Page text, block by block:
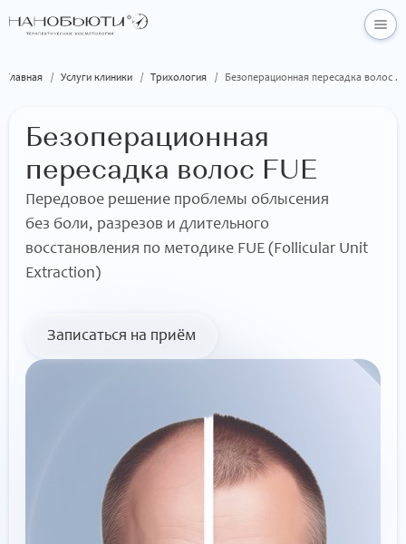
Главная / Услуги клиники / Трихология / Безоперационная пересадка волос FUE
Безоперационная
пересадка волос FUE
Передовое решение проблемы облысения
без боли, разрезов и длительного
восстановления по методике FUE (Follicular Unit
Extraction)
Записаться на приём